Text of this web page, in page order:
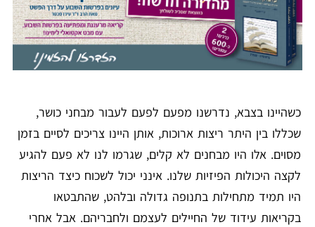
כשהיינו בצבא, נדרשנו מפעם לפעם לעבור מבחני כושר,
שכללו בין היתר ריצות ארוכות, אותן היינו צריכים לסיים בזמן
מסוים. אלו היו מבחנים לא קלים, שגרמו לנו לא פעם להגיע
לקצה היכולות הפיזיות שלנו. אינני יכול לשכוח כיצד הריצות
היו תמיד מתחילות בתנופה גדולה ובלהט, שהתבטאו
בקריאות עידוד של החיילים לעצמם ולחבריהם. אבל אחרי